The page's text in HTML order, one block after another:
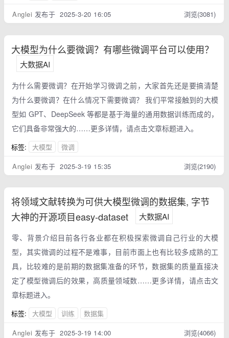
Anglei 发布于 2025-3-20 16:05 浏览(3081)
大模型为什么要微调？有哪些微调平台可以使用？
大数据AI
为什么需要微调？在开始学习微调之前，大家首先还是要搞清楚
为什么要微调？在什么情况下需要微调？ 我们平常接触到的大模
型如 GPT、DeepSeek 等都是基于海量的通用数据训练而成的，
它们具备非常强大的……更多详情，请点击文章标题进入。
标签: 大模型
微调
Anglei 发布于 2025-3-19 15:35 浏览(2190)
将领域文献转换为可供大模型微调的数据集, 字节
大神的开源项目easy-dataset
大数据AI
零、背景介绍目前各行各业都在积极探索微调自己行业的大模
型，其实微调的过程不是难事，目前市面上也有比较多成熟的工
具，比较难的是前期的数据集准备的环节，数据集的质量直接决
定了模型微调后的效果，高质量领域数……更多详情，请点击文
章标题进入。
标签: 大模型 训练
数据集
Anglei 发布于 2025-3-19 14:00 浏览(4066)